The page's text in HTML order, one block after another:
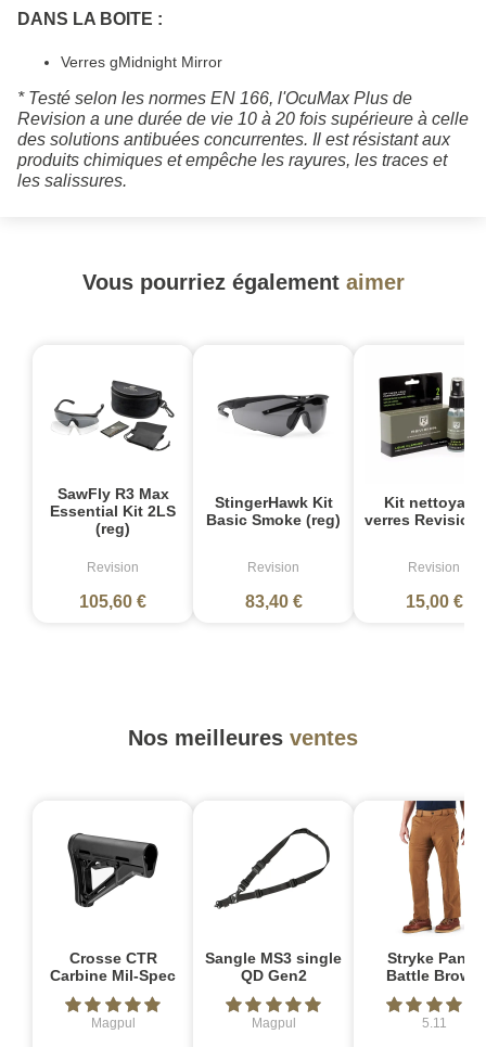
DANS LA BOITE :
Verres gMidnight Mirror
* Testé selon les normes EN 166, l'OcuMax Plus de
Revision a une durée de vie 10 à 20 fois supérieure à celle
des solutions antibuées concurrentes. Il est résistant aux
produits chimiques et empêche les rayures, les traces et
les salissures.
Vous pourriez également aimer
SawFly R3 Max
Essential Kit 2LS
(reg)
Revision
105,60 €
StingerHawk Kit
Basic Smoke (reg)
Revision
83,40 €
Kit nettoyage
verres Revision
Revision
15,00 €
Nos meilleures ventes
Crosse CTR
Carbine Mil-Spec
Magpul
Sangle MS3 single
QD Gen2
Magpul
Stryke Pant -
Battle Brown
5.11